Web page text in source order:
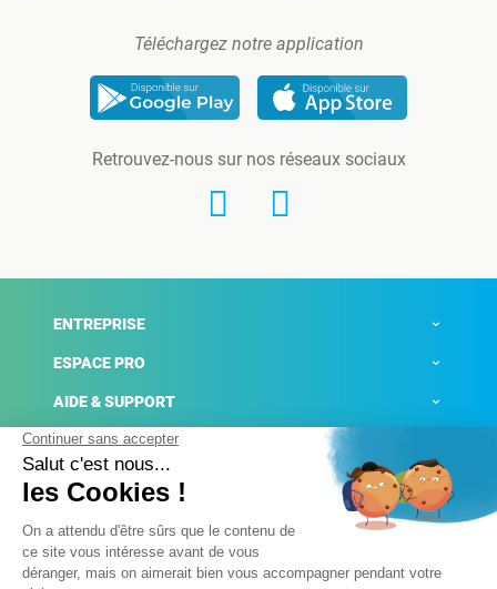
Téléchargez notre application
Retrouvez-nous sur nos réseaux sociaux
ENTREPRISE
ESPACE PRO
AIDE & SUPPORT
ACTUALITÉS
Mentions légales